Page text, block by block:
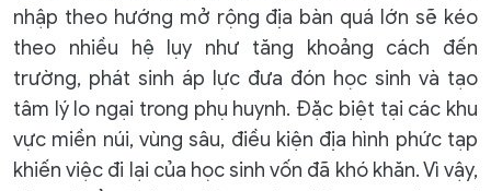
nhập theo hướng mở rộng địa bàn quá lớn sẽ kéo
theo nhiều hệ lụy như tăng khoảng cách đến
trường, phát sinh áp lực đưa đón học sinh và tạo
tâm lý lo ngại trong phụ huynh. Đặc biệt tại các khu
vực miền núi, vùng sâu, điều kiện địa hình phức tạp
khiến việc đi lại của học sinh vốn đã khó khăn. Vì vậy,